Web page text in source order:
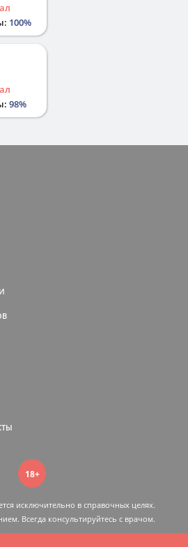
100%
98%
18+
исключительно в справочных целях.
Всегда консультируйтесь c врачом.